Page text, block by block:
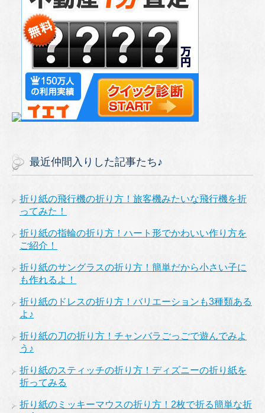
最近仲間入りした記事たち♪
折り紙の飛行機の折り方！旅客機みたいな飛行機を折
ってみた！
折り紙の指輪の折り方！ハート形でかわいい作り方を
ご紹介！
折り紙のサングラスの折り方！簡単だから小さい子に
も作れるよ！
折り紙のドレスの折り方！バリエーションも3種類ある
よ♪
折り紙の刀の折り方！チャンバラごっごで遊んでみよ
う♪
折り紙のスティッチの折り方！ディズニーの折り紙を
折ってみる
折り紙のミッキーマウスの折り方！2枚で折る簡単な折